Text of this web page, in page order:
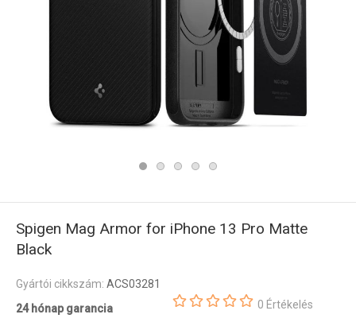
Spigen Mag Armor for iPhone 13 Pro Matte
Black
Gyártói cikkszám: ACS03281
24 hónap garancia
0 Értékelés